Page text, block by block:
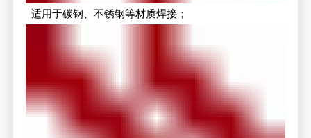
适用于碳钢、不锈钢等材质焊接；